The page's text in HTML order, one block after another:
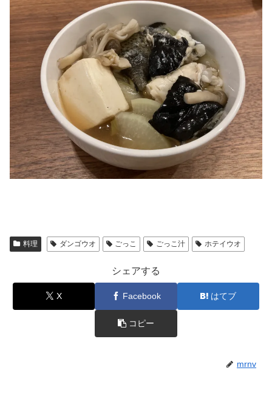
料理 ダンゴウオ ごっこ ごっこ汁 ホテイウオ
シェアする
X Facebook はてブ
コピー
mrnv